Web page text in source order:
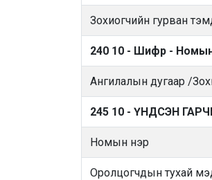
Зохиогчийн гурван
240 10 - Шифр - Номын
Ангилалын дугаар /
245 10 - ҮНДСЭН
Номын нэр
Оролцогчдын тухай